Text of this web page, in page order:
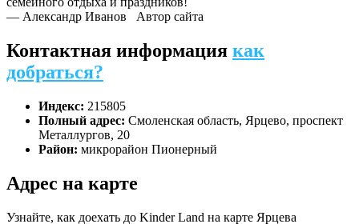
— Александр Иванов Автор сайта
Контактная информация как
добраться?
Индекс: 215805
Полный адрес: Смоленская область, Ярцево, проспект
Металлургов, 20
Район: микрорайон Пионерный
Адрес на карте
Узнайте, как доехать до Kinder Land на карте Ярцева